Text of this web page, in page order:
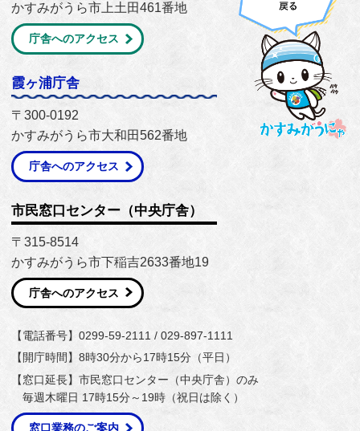
かすみがうら市上土田461番地
庁舎へのアクセス
霞ヶ浦庁舎
〒300-0192
かすみがうら市大和田562番地
庁舎へのアクセス
市民窓口センター（中央庁舎）
〒315-8514
かすみがうら市下稲吉2633番地19
庁舎へのアクセス
【電話番号】0299-59-2111 / 029-897-1111
【開庁時間】8時30分から17時15分（平日）
【窓口延長】市民窓口センター（中央庁舎）のみ
毎週木曜日 17時15分～19時（祝日は除く）
窓口業務のご案内